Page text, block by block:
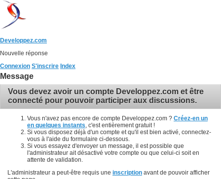
Developpez.com
Nouvelle réponse
Connexion S'inscrire Index
Message
Vous devez avoir un compte Developpez.com et être
connecté pour pouvoir participer aux discussions.
Vous n'avez pas encore de compte Developpez.com ? Créez-en un
en quelques instants , c'est entièrement gratuit !
Si vous disposez déjà d'un compte et qu'il est bien activé, connectez-
vous à l'aide du formulaire ci-dessous.
Si vous essayez d'envoyer un message, il est possible que
l'administrateur ait désactivé votre compte ou que celui-ci soit en
attente de validation.
L'administrateur a peut-être requis une inscription avant de pouvoir afficher